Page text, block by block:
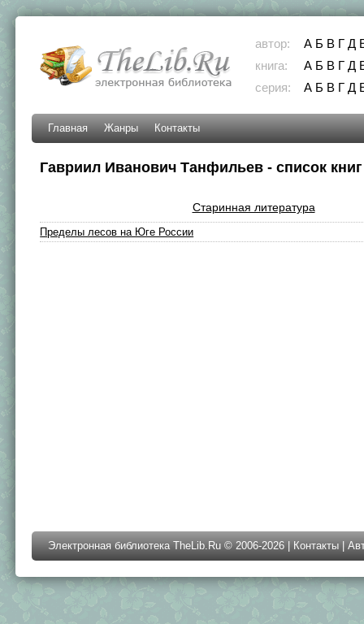
автор: А Б В Г Д
книга:
А Б В Г Д
серия:
А Б В Г Д
Главная Жанры Контакты
Гавриил Иванович Танфильев - список книг
Старинная литература
Пределы лесов на Юге России
Электронная библиотека TheLib.Ru © 2006-2026 | Контакты |